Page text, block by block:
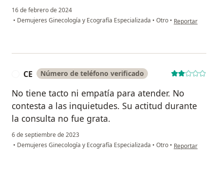
16 de febrero de 2024
• Demujeres Ginecología y Ecografía Especializada • Otro • en opinión del
Reportar
CE Número de teléfono verificado
No tiene tacto ni empatía para atender. No
contesta a las inquietudes. Su actitud durante
la consulta no fue grata.
6 de septiembre de 2023
• Demujeres Ginecología y Ecografía Especializada • Otro • en opinión del
Reportar